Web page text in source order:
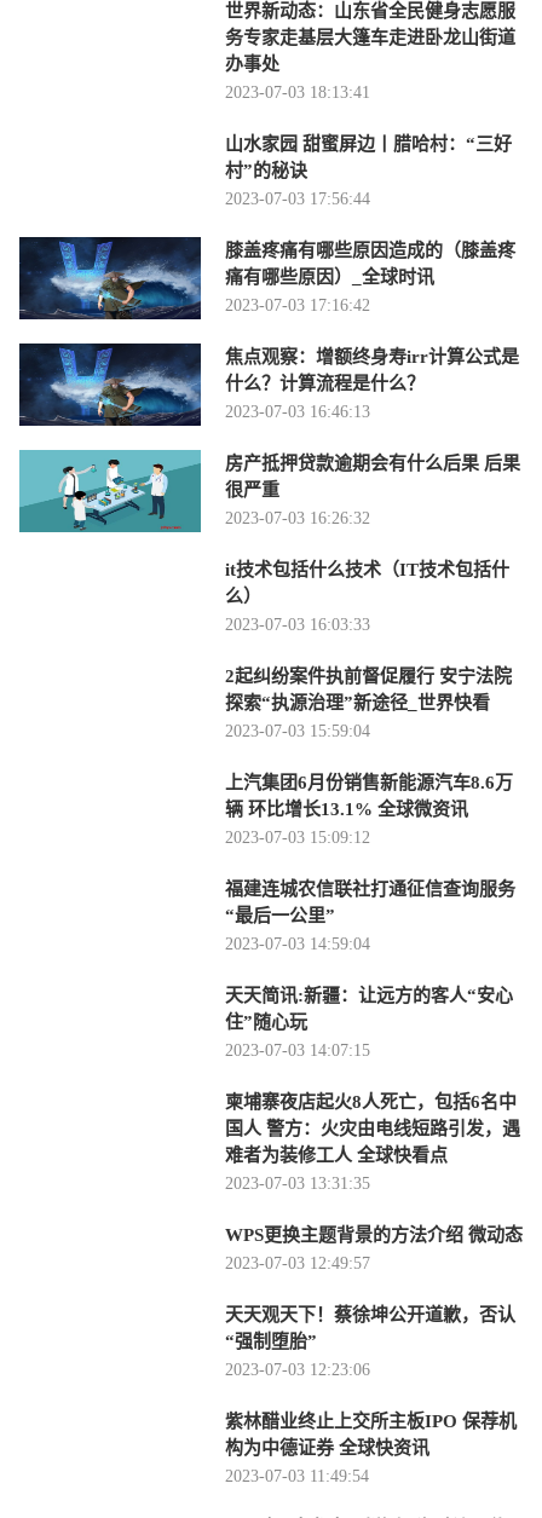
世界新动态：山东省全民健身志愿服
务专家走基层大篷车走进卧龙山街道
办事处
2023-07-03 18:13:41
山水家园 甜蜜屏边丨腊哈村：“三好
村”的秘诀
2023-07-03 17:56:44
膝盖疼痛有哪些原因造成的（膝盖疼
痛有哪些原因）_全球时讯
2023-07-03 17:16:42
焦点观察：增额终身寿irr计算公式是
什么？计算流程是什么？
2023-07-03 16:46:13
房产抵押贷款逾期会有什么后果 后果
很严重
2023-07-03 16:26:32
it技术包括什么技术（IT技术包括什
么）
2023-07-03 16:03:33
2起纠纷案件执前督促履行 安宁法院
探索“执源治理”新途径_世界快看
2023-07-03 15:59:04
上汽集团6月份销售新能源汽车8.6万
辆 环比增长13.1% 全球微资讯
2023-07-03 15:09:12
福建连城农信联社打通征信查询服务
“最后一公里”
2023-07-03 14:59:04
天天简讯:新疆：让远方的客人“安心
住”随心玩
2023-07-03 14:07:15
柬埔寨夜店起火8人死亡，包括6名中
国人 警方：火灾由电线短路引发，遇
难者为装修工人 全球快看点
2023-07-03 13:31:35
WPS更换主题背景的方法介绍 微动态
2023-07-03 12:49:57
天天观天下！蔡徐坤公开道歉，否认
“强制堕胎”
2023-07-03 12:23:06
紫林醋业终止上交所主板IPO 保荐机
构为中德证券 全球快资讯
2023-07-03 11:49:54